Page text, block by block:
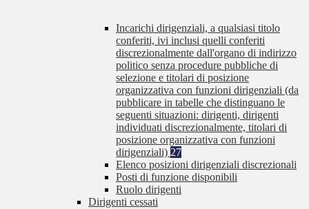
Incarichi dirigenziali, a qualsiasi titolo
conferiti, ivi inclusi quelli conferiti
discrezionalmente dall'organo di indirizzo
politico senza procedure pubbliche di
selezione e titolari di posizione
organizzativa con funzioni dirigenziali (da
pubblicare in tabelle che distinguano le
seguenti situazioni: dirigenti, dirigenti
individuati discrezionalmente, titolari di
posizione organizzativa con funzioni
dirigenziali) 27
Elenco posizioni dirigenziali discrezionali
Posti di funzione disponibili
Ruolo dirigenti
Dirigenti cessati